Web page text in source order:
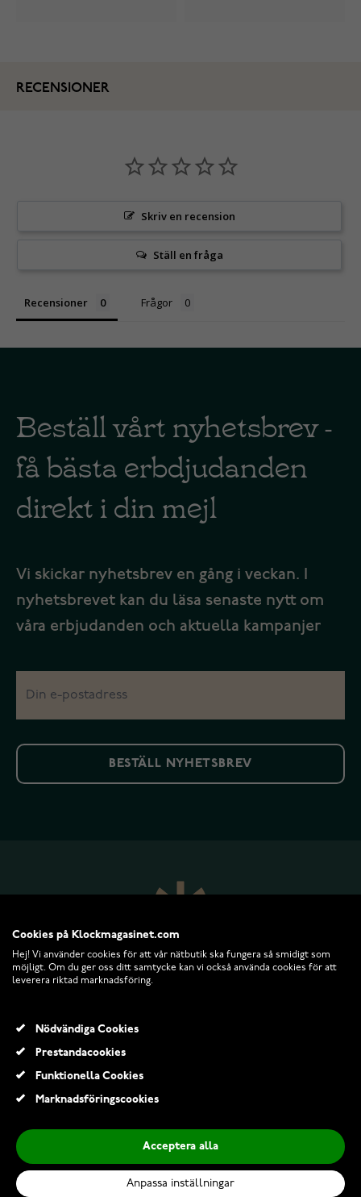
RECENSIONER
Skriv en recension
Ställ en fråga
Recensioner Frågor
Beställ vårt nyhetsbrev -
få bästa erbdjudanden
direkt i din mejl
Vi skickar nyhetsbrev en gång i veckan. I
nyhetsbrevet kan du läsa senaste nytt om
våra erbjudanden och aktuella kampanjer
BESTÄLL NYHETSBREV
INFO
Cookies på Klockmagasinet.com
Hej! Vi använder cookies för att vår nätbutik ska fungera så smidigt som
möjligt. Om du ger oss ditt samtycke kan vi också använda cookies för att
leverera riktad marknadsföring.
Nödvändiga Cookies
Prestandacookies
Funktionella Cookies
Marknadsföringscookies
Acceptera alla
Anpassa inställningar